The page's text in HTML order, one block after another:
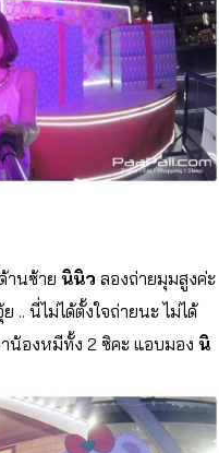
านซ้าย นินิว ลองถ่ายมุมสูงค่ะ
.. นี่ไม่ได้ตั้งใจถ่ายนะ ไม่ได้
าน้องหมีทั้ง 2 ซิคะ แอบมอง นิ